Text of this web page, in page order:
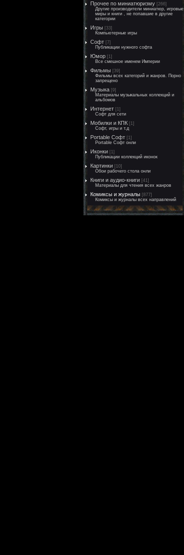
Прочее по миниатюризму [266]
Другие производители миниатюр, игровые
миры и книги , не попавшие в другие
категории
Игры [33]
Компьютерные игры
Софт [7]
Публикации нужного софта
Юмор [1]
Все смешное именем Империи
Фильмы [39]
Фильмы всех категорий и жанров. Порно
запрещено
Музыка [9]
Материалы музыкальных коллекций и
альбомов
Интернет [1]
Софт для сети
Мобилки и КПК [1]
Софт, игры и т.д
Portable Софт [1]
Portable Софт онли
Иконки [1]
Публикации коллекций иконок
Картинки [10]
Обои рабочего стола онли
Книги и аудио-книги [41]
Материалы для чтения всех жанров
Комиксы и журналы [877]
Комиксы и журналы всех направлений